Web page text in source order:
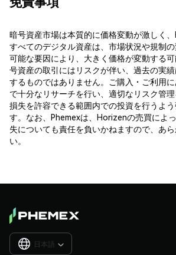
暗号資産市場は本質的に価格変動が激しく
すべてのデジタル資産は、市場状況や規制
可能な要因により、大きく価格が変動する
号資産の取引にはリスクが伴い、過去の実
するものではありません。ご購入・ご利用
で十分なリサーチを行い、適切なリスク管理
損失を許容できる範囲内での投資を行うよ
す。なお、Phemexは、Horizenの売買によ
失についても責任を負いかねますので、あ
い。
日本語 